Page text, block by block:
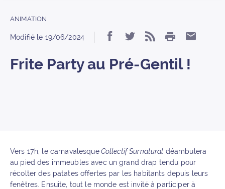
ANIMATION
Modifié le 19/06/2024 Partager « Frite
Partager « Frite
S’abonner
IMPRIMER
Frite Party au Pré-Gentil !
Vers 17h, le carnavalesqueCollectif Surnatural déambulera
au pied des immeubles avec un grand drap tendu pour
récolter des patates offertes par les habitants depuis leurs
fenêtres. Ensuite, tout le monde est invité à participer à